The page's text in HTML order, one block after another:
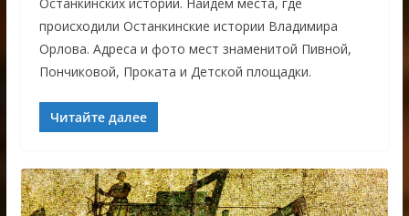
происходили Останкинские истории Владимира
Орлова. Адреса и фото мест знаменитой Пивной,
Пончиковой, Проката и Детской площадки.
Читайте далее